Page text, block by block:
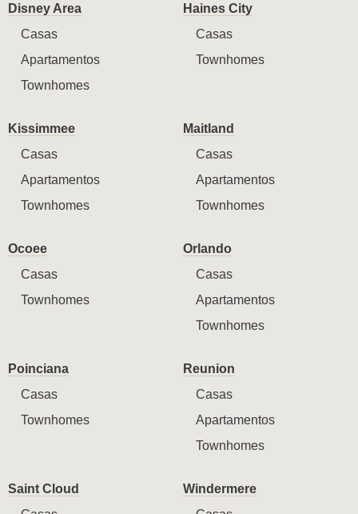
Disney Area
Casas
Apartamentos
Townhomes
Haines City
Casas
Townhomes
Kissimmee
Casas
Apartamentos
Townhomes
Maitland
Casas
Apartamentos
Townhomes
Ocoee
Casas
Townhomes
Orlando
Casas
Apartamentos
Townhomes
Poinciana
Casas
Townhomes
Reunion
Casas
Apartamentos
Townhomes
Saint Cloud
Windermere